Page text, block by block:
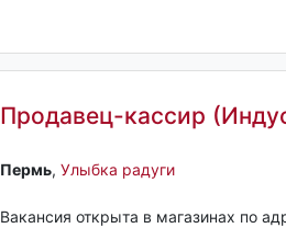
Продавец-кассир
Пермь‎, Улыбка радуги
Вакансия открыта в магазинах по